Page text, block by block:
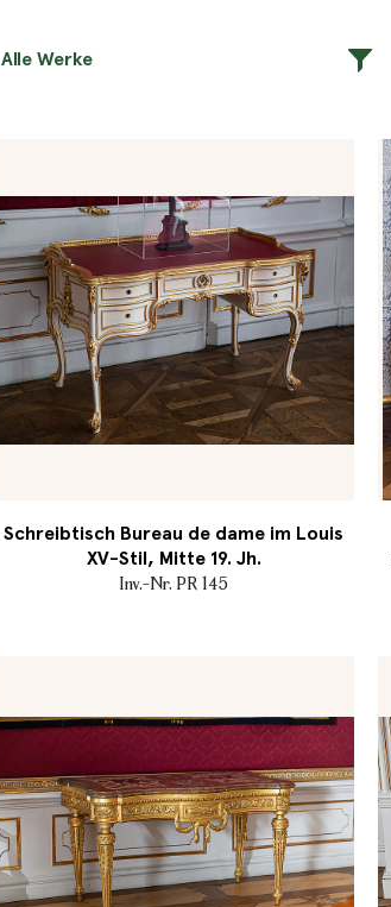
Alle Werke
Schreibtisch Bureau de dame im Louis
XV-Stil, Mitte 19. Jh.
Inv.-Nr. PR 145